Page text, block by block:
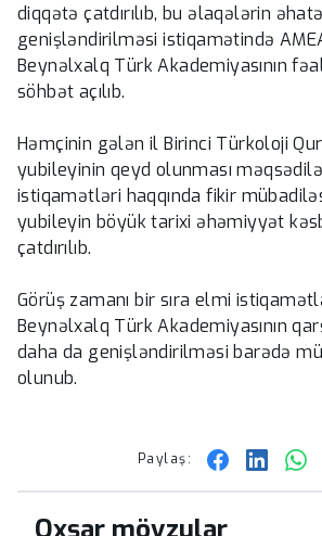
diqqətə çatdırılıb, bu əlaqələrin
genişləndirilməsi istiqamətində
Beynəlxalq Türk Akademiyasının
söhbət açılıb.
Həmçinin gələn il Birinci Türkoloji
yubileyinin qeyd olunması
istiqamətləri haqqında fikir
yubileyin böyük tarixi əhəmiyyət
çatdırılıb.
Görüş zamanı bir sıra elmi
Beynəlxalq Türk Akademiyasının
daha da genişləndirilməsi barədə
olunub.
Paylaş: